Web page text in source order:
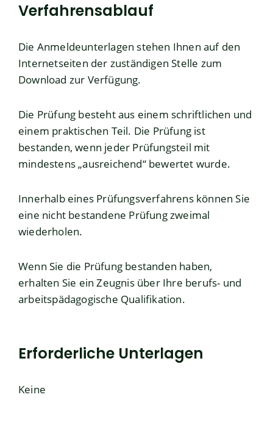
Verfahrensablauf
Die Anmeldeunterlagen stehen Ihnen auf den
Internetseiten der zuständigen Stelle zum
Download zur Verfügung.
Die Prüfung besteht aus einem schriftlichen und
einem praktischen Teil. Die Prüfung ist
bestanden, wenn jeder Prüfungsteil mit
mindestens „ausreichend“ bewertet wurde.
Innerhalb eines Prüfungsverfahrens können Sie
eine nicht bestandene Prüfung zweimal
wiederholen.
Wenn Sie die Prüfung bestanden haben,
erhalten Sie ein Zeugnis über Ihre berufs- und
arbeitspädagogische Qualifikation.
Erforderliche Unterlagen
Keine